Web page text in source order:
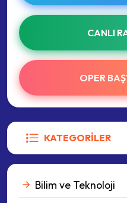
CANLI
OPER
KATEGORILER
Bilim ve Teknoloji